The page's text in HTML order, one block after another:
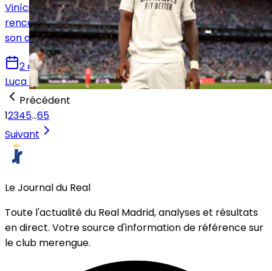
Vinícius Júnior est de retour à Madrid ! Le Brésilien va
rencontrer José Mourinho et sa direction pour sceller
son avenir. Prolongation ou vente immédiate.
2 août 2026
Luca Schenatto
Précédent
12345…65
Suivant
Le Journal du Real
Toute l'actualité du Real Madrid, analyses et résultats
en direct. Votre source d'information de référence sur
le club merengue.